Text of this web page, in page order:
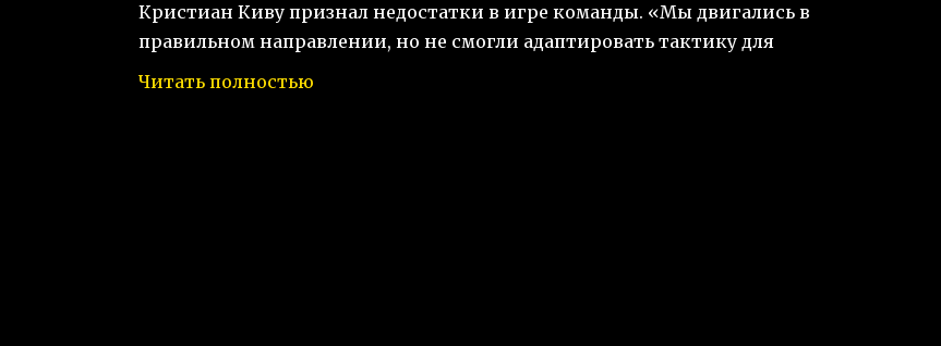
Кристиан Киву признал недостатки в игре команды. «Мы двигались в
правильном направлении, но не смогли адаптировать тактику для
Читать полностью